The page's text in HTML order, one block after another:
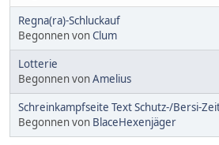
Regna(ra)-Schluckauf
Begonnen vonClum
Lotterie
Begonnen vonAmelius
Schreinkampfseite Text Schutz-/Bersi-
Begonnen von BlaceHexenjäger